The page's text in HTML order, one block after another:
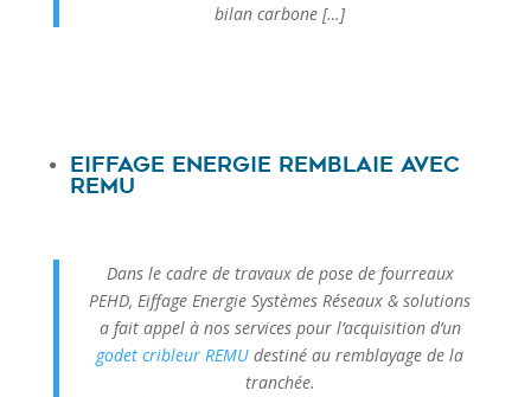
bilan carbone […]
Eiffage Energie remblaie avec
Remu
Dans le cadre de travaux de pose de fourreaux
PEHD, Eiffage Energie Systèmes Réseaux & solutions
a fait appel à nos services pour l’acquisition d’un
godet cribleur REMU destiné au remblayage de la
tranchée.